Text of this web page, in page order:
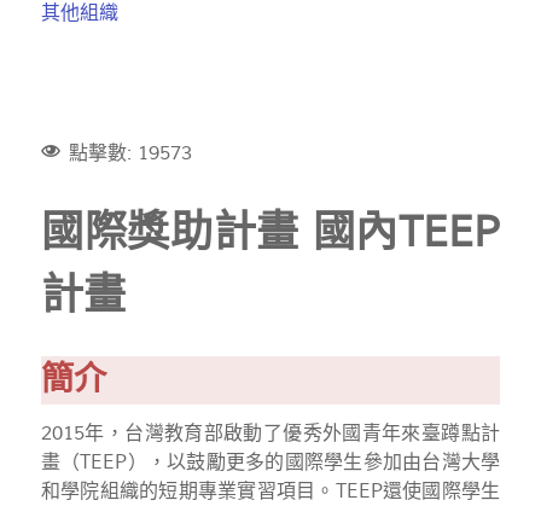
其他組織
點擊數: 19573
國際獎助計畫 國內TEEP
計畫
簡介
2015年，台灣教育部啟動了優秀外國青年來臺蹲點計
畫（TEEP），以鼓勵更多的國際學生參加由台灣大學
和學院組織的短期專業實習項目。TEEP還使國際學生